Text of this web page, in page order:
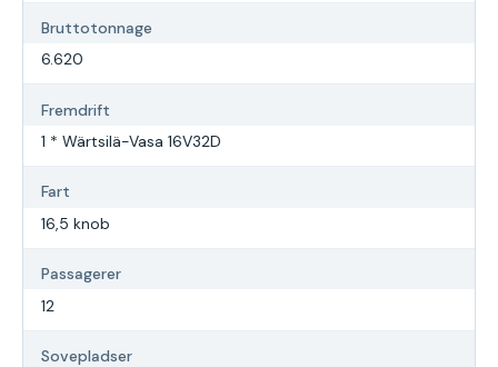
Bruttotonnage
6.620
Fremdrift
1 * Wärtsilä-Vasa 16V32D
Fart
16,5 knob
Passagerer
12
Sovepladser